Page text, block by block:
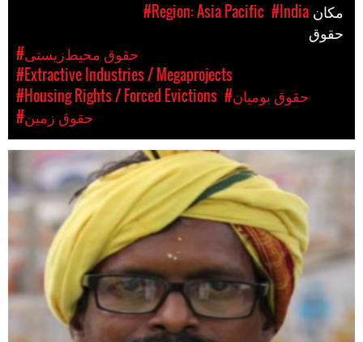
#Region: Asia Pacific #India
#حقوق محیط‌زیستی
#Extractive Industries / Megaprojects
#Housing Rights / Forced Evictions
#حقوق بومیان
#حقوق زمین